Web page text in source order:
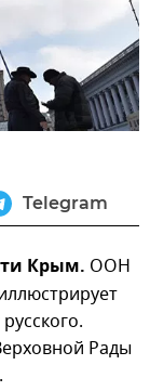
Telegram
Крым. ООН
Рады
.